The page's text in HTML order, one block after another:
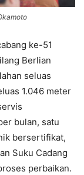
ke-51
Berlian
seluas
1.046 meter
bulan, satu
bersertifikat,
Suku Cadang
perbaikan.